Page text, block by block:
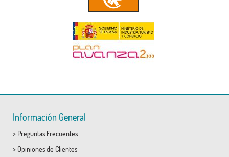
Información General
> Preguntas Frecuentes
> Opiniones de Clientes